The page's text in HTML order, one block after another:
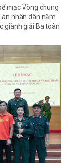
mạc Vòng chung
an nhân dân năm
giành giải Ba toàn